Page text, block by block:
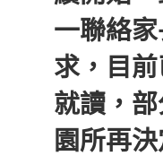
一聯絡
求，目
就讀，
園所再